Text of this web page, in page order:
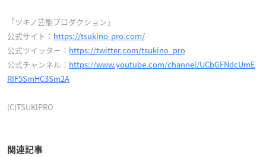
「ツキノ芸能プロダクション」
公式サイト： https://tsukino-pro.com/
公式ツイッター： https://twitter.com/tsukino_pro
公式チャンネル： https://www.youtube.com/channel/UCbGFNdcUmE
RIF5SmHC3Sm2A
(C)TSUKIPRO
関連記事